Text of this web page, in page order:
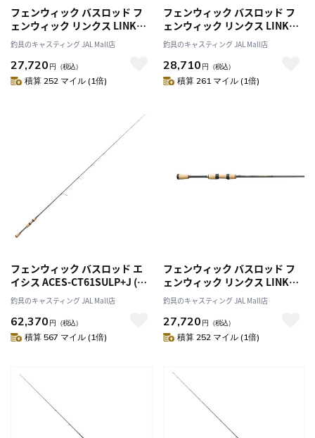
フェンウィック バスロッド フ
ェンウィック リンクス LINKS-
SF60SULJ(スピニング/1ピー
ス)
釣具のキャスティング JAL Mall店
27,720 円 （税込）
積算 252 マイル (1倍)
フェンウィック バスロッド フ
ェンウィック リンクス LINKS-
SF65SLJ(スピニング/1ピース)
釣具のキャスティング JAL Mall店
28,710 円 （税込）
積算 261 マイル (1倍)
フェンウィック バスロッド エ
イシス ACES-CT61SULP+J (ス
ピニング/1ピース)
釣具のキャスティング JAL Mall店
62,370 円 （税込）
積算 567 マイル (1倍)
フェンウィック バスロッド フ
ェンウィック リンクス LINKS-
SF510SXULJ (スピニング/1ピ
ース)
釣具のキャスティング JAL Mall店
27,720 円 （税込）
積算 252 マイル (1倍)